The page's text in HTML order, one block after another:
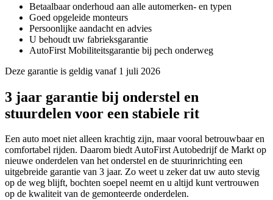
Betaalbaar onderhoud aan alle automerken- en typen
Goed opgeleide monteurs
Persoonlijke aandacht en advies
U behoudt uw fabrieksgarantie
AutoFirst Mobiliteitsgarantie bij pech onderweg
Deze garantie is geldig vanaf 1 juli 2026
3 jaar garantie bij onderstel en
stuurdelen voor een stabiele rit
Een auto moet niet alleen krachtig zijn, maar vooral betrouwbaar en
comfortabel rijden. Daarom biedt AutoFirst Autobedrijf de Markt op
nieuwe onderdelen van het onderstel en de stuurinrichting een
uitgebreide garantie van 3 jaar. Zo weet u zeker dat uw auto stevig
op de weg blijft, bochten soepel neemt en u altijd kunt vertrouwen
op de kwaliteit van de gemonteerde onderdelen.